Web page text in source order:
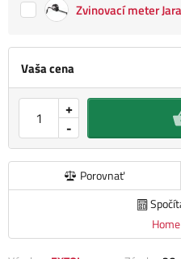
Vaša cena
-
+
Porovnať
Zvinovací meter